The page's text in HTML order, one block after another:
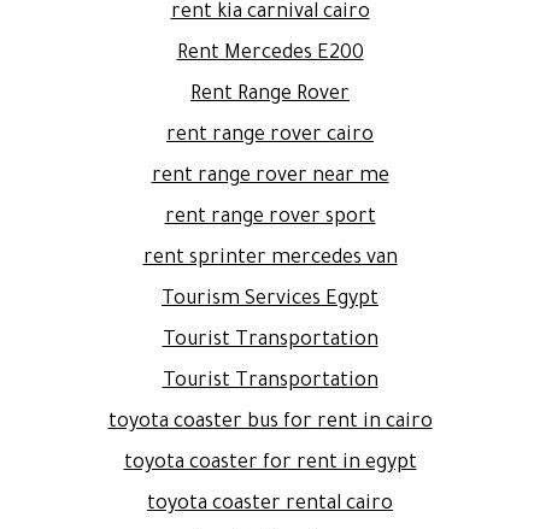
rent kia carnival cairo
Rent Mercedes E200
Rent Range Rover
rent range rover cairo
rent range rover near me
rent range rover sport
rent sprinter mercedes van
Tourism Services Egypt
Tourist Transportation
Tourist Transportation
toyota coaster bus for rent in cairo
toyota coaster for rent in egypt
toyota coaster rental cairo